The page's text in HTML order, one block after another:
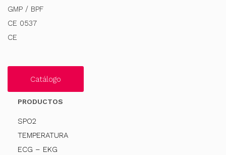
GMP / BPF
CE 0537
CE
Catálogo
PRODUCTOS
SPO2
TEMPERATURA
ECG – EKG